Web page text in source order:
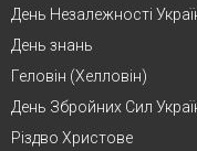
День Незалежності
День знань
Геловін (Хелловін)
День Збройних Сил
Різдво Христове